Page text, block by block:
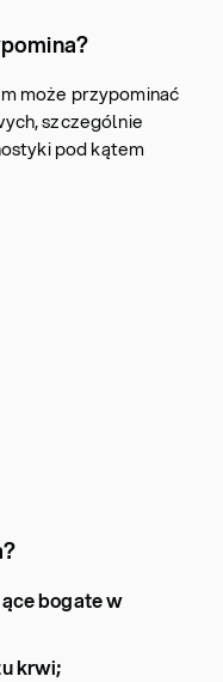
może przypominać
szczególnie
pod kątem
bogate w
krwi;